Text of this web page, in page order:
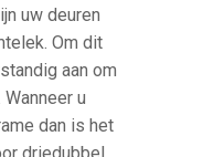
uw deuren
Om dit
aan om
u
dan is het